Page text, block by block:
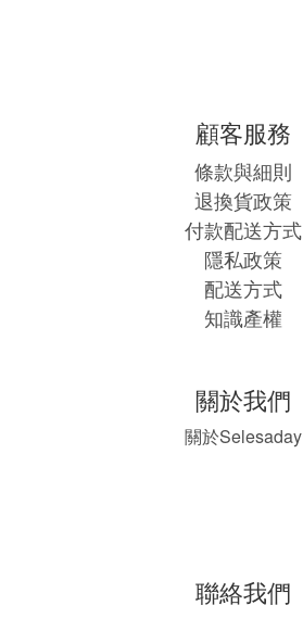
顧客服務
條款與細則
退換貨政策
付款配送方式
隱私政策
配送方式
知識產權
關於我們
關於Selesaday
聯絡我們